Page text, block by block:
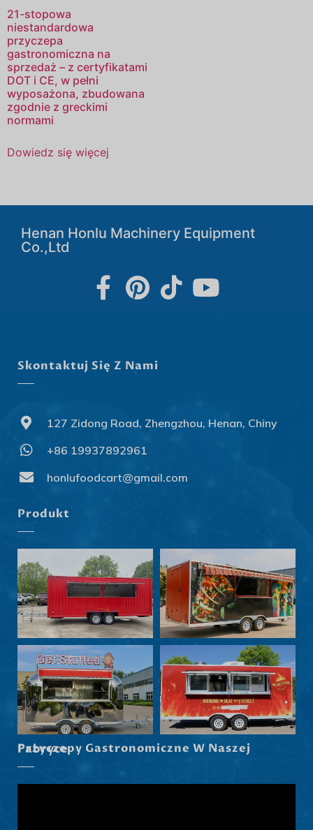
21-stopowa
niestandardowa
przyczepa
gastronomiczna na
sprzedaż – z certyfikatami
DOT i CE, w pełni
wyposażona, zbudowana
zgodnie z greckimi
normami
Dowiedz się więcej
Henan Honlu Machinery Equipment
Co.,Ltd
Skontaktuj Się Z Nami
127 Zidong Road, Zhengzhou, Henan, Chiny
+86 19937892961
honlufoodcart@gmail.com
Produkt
Przyczepy Gastronomiczne W Naszej Fabryce Slovenščina
Latviešu valoda
Dansk
Hrvatski
Српски језик
Norsk nynorsk
Maori
Eesti
Български
Slovenčina